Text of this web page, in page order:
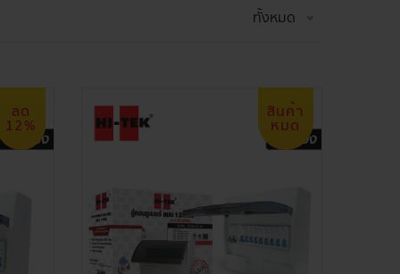
ทั้งหมด
ลด
12%
สินค้า
หมด